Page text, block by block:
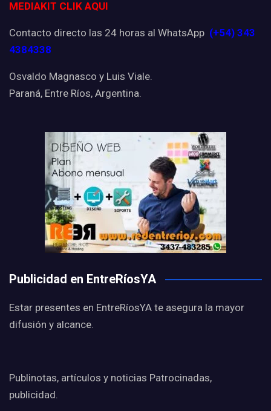
MEDIAKIT CLIK AQUI
Contacto directo las 24 horas al WhatsApp (+54) 343
4384338
Osvaldo Magnasco y Luis Viale.
Paraná, Entre Ríos, Argentina.
Publicidad en EntreRíosYA
Estar presentes en EntreRíosYA te asegura la mayor
difusión y alcance.
Publinotas, artículos y noticias Patrocinadas,
publicidad.